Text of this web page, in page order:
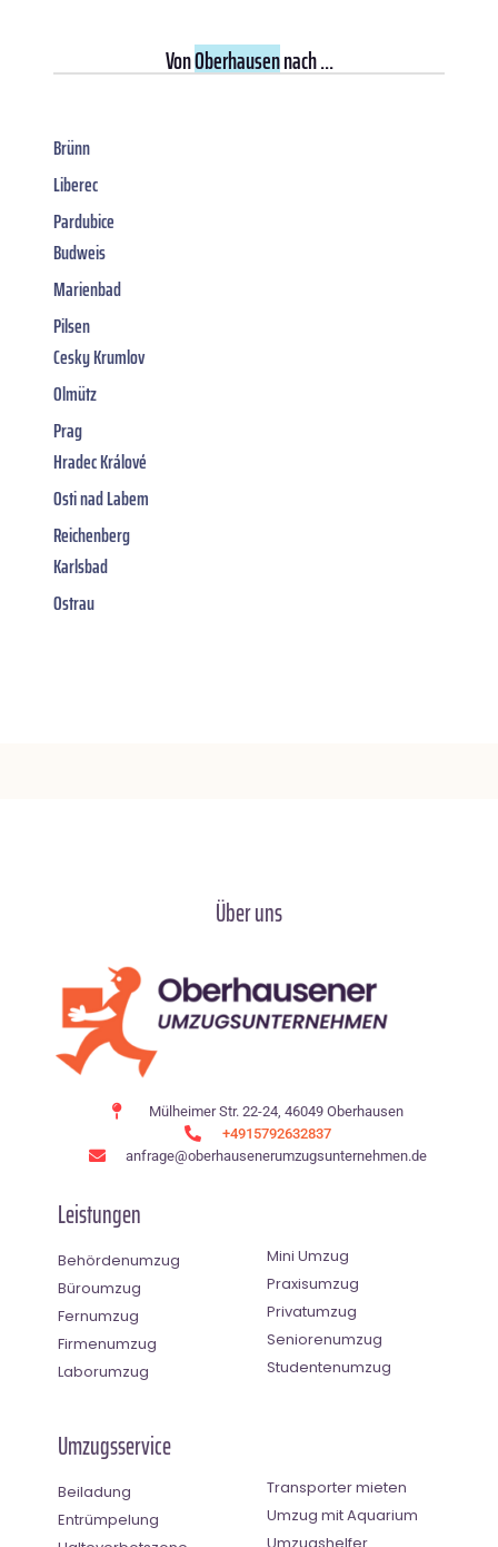
VonOberhausennach ...
Brünn
Liberec
Pardubice
Budweis
Marienbad
Pilsen
Cesky Krumlov
Olmütz
Prag
Hradec Králové
Osti nad Labem
Reichenberg
Karlsbad
Ostrau
Über uns
Mülheimer Str. 22-24, 46049 Oberhausen
+4915792632837
anfrage@oberhausenerumzugsunternehmen.de
Leistungen
Behördenumzug
Büroumzug
Fernumzug
Firmenumzug
Laborumzug
Mini Umzug
Praxisumzug
Privatumzug
Seniorenumzug
Studentenumzug
Umzugsservice
Beiladung
Entrümpelung
Transporter mieten
Umzug mit Aquarium
Umzugshelfer